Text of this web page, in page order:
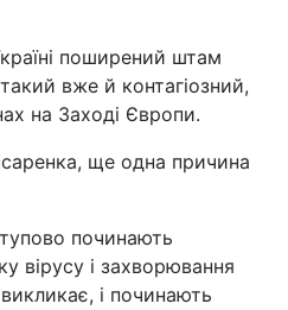
поширений штам
вже й контагіозний,
на Заході Європи.
ще одна причина
починають
вірусу і захворювання
і починають